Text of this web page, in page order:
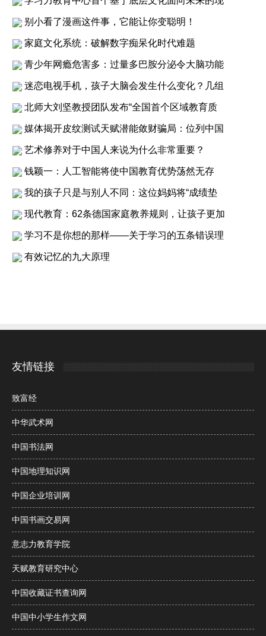
别小看了漫画这件事，它能让你变聪明！
家庭文化系统：破解数字痴呆化时代难题
青少年网瘾危害多：过量多巴胺分泌令大脑功能
迷恋电视手机，孩子大脑会发生什么变化？几组
北师大刘坚教授团队发布“全国首个区域教育质
媒体揭开皮纹测试天赋潜能敛财骗局：位列中国
艺术修养对于中国人来说为什么非常重要？
钱颖一：人工智能将使中国教育优势荡然无存
我的孩子只是与别人不同：这位妈妈将“成绩垫
现代教育：62条德国家庭教养规则，让孩子更加
学习不是你想的那样——关于学习的五条错误理
有效记忆的九大原理
友情链接
致富经
中华武术网
中国书法网
中国地理知识网
中国企业培训网
中国书画交易网
意志力教育学院
天赋教育研究中心
中国收藏证书查询网
中国中小学生作文网